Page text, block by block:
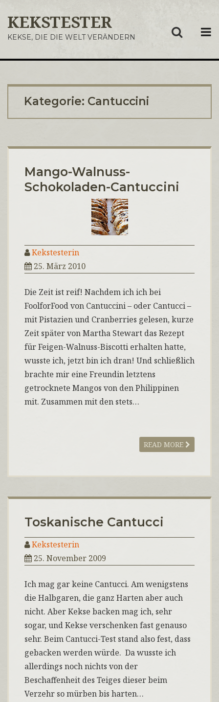
KEKSTESTER
KEKSE, DIE DIE WELT VERÄNDERN
Kategorie: Cantuccini
Mango-Walnuss-
Schokoladen-Cantuccini
Kekstesterin
25. März 2010
Die Zeit ist reif! Nachdem ich ich bei
FoolforFood von Cantuccini – oder Cantucci –
mit Pistazien und Cranberries gelesen, kurze
Zeit später von Martha Stewart das Rezept
für Feigen-Walnuss-Biscotti erhalten hatte,
wusste ich, jetzt bin ich dran! Und schließlich
brachte mir eine Freundin letztens
getrocknete Mangos von den Philippinen
mit. Zusammen mit den stets…
READ MORE
Toskanische Cantucci
Kekstesterin
25. November 2009
Ich mag gar keine Cantucci. Am wenigstens
die Halbgaren, die ganz Harten aber auch
nicht. Aber Kekse backen mag ich, sehr
sogar, und Kekse verschenken fast genauso
sehr. Beim Cantucci-Test stand also fest, dass
gebacken werden würde. Da wusste ich
allerdings noch nichts von der
Beschaffenheit des Teiges dieser beim
Verzehr so mürben bis harten…